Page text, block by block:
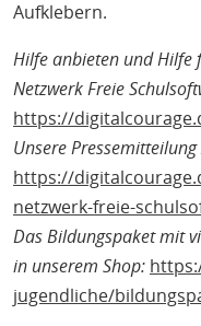
Aufklebern.
Hilfe anbieten und Hilfe
Netzwerk Freie
https://
Unsere
https://
netzwerk-freie-
Das Bildungspaket mit
in unserem Shop:
jugendliche/